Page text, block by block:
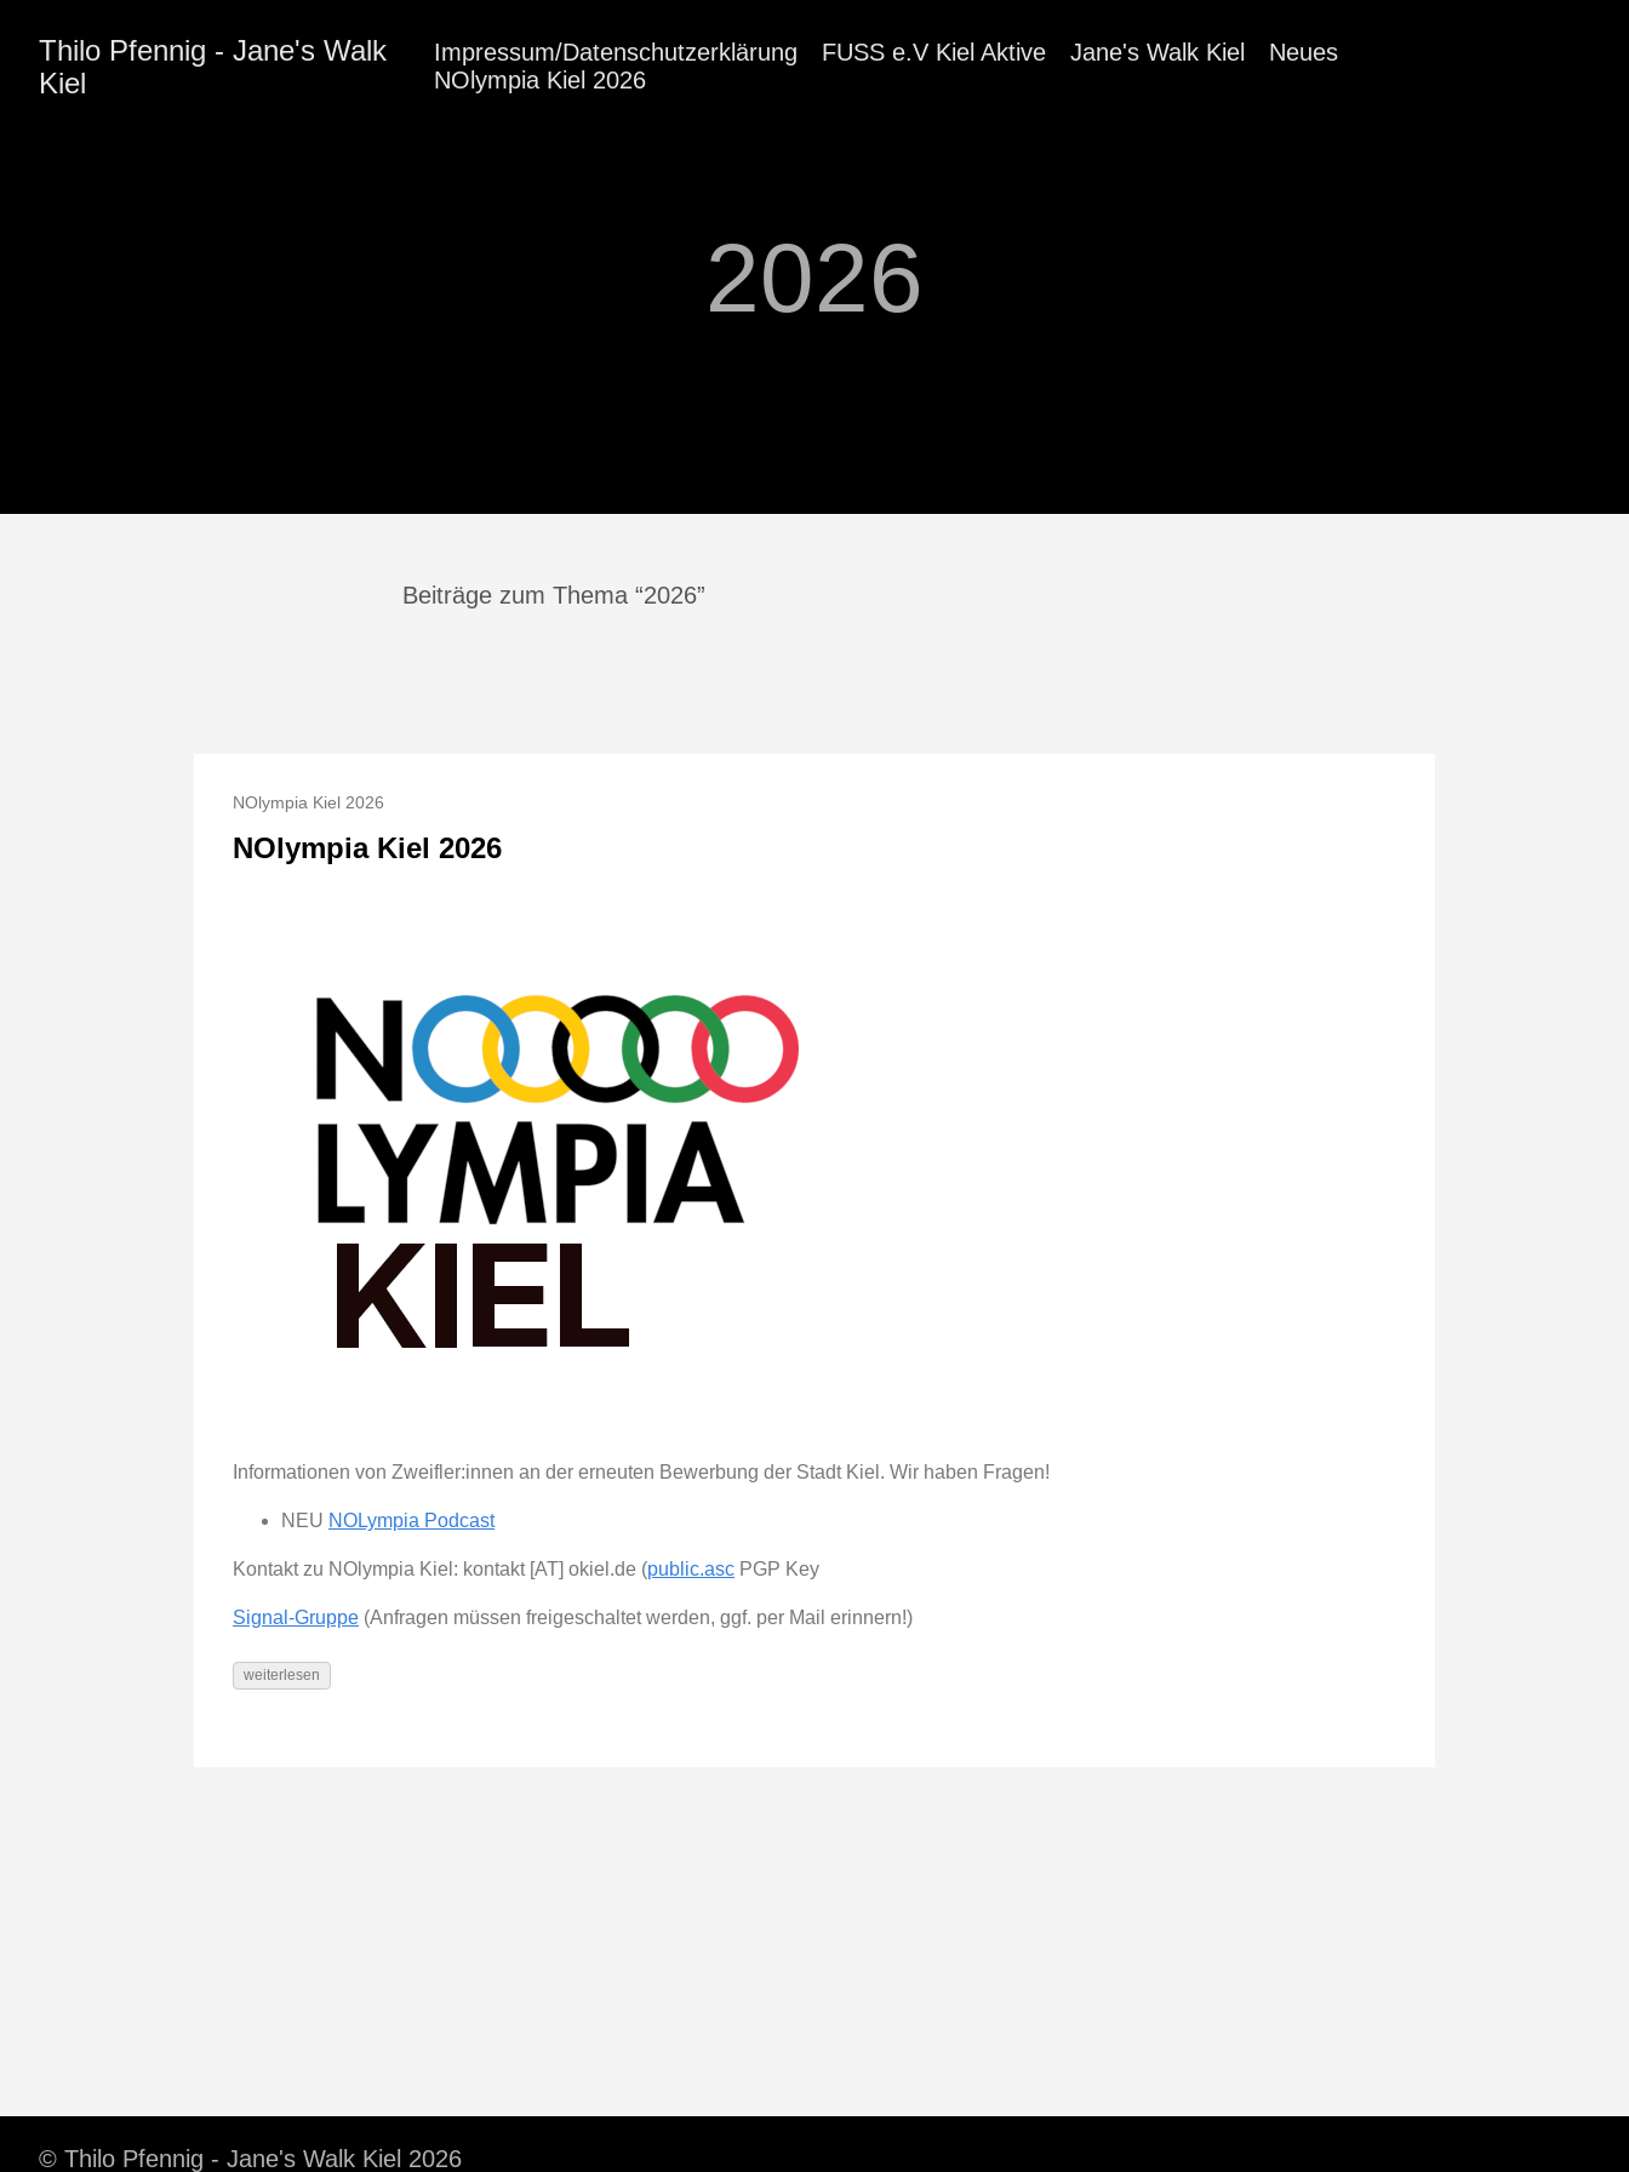
Thilo Pfennig - Jane's Walk
Kiel
Impressum/Datenschutzerklärung FUSS e.V Kiel Aktive Jane's Walk Kiel
Neues
NOlympia Kiel 2026
2026
Beiträge zum Thema “2026”
NOlympia Kiel 2026
NOlympia Kiel 2026
Informationen von Zweifler:innen an der erneuten Bewerbung der Stadt Kiel. Wir haben Fragen!
NEU NOLympia Podcast
Kontakt zu NOlympia Kiel: kontakt [AT] okiel.de (public.asc PGP Key
Signal-Gruppe (Anfragen müssen freigeschaltet werden, ggf. per Mail erinnern!)
weiterlesen
© Thilo Pfennig - Jane's Walk Kiel 2026